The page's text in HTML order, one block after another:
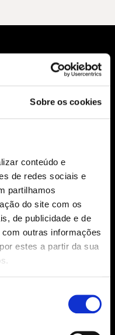
Sobre os cookies
conteúdo e
de redes sociais e
partilhamos
do site com os
de publicidade e de
outras informações
estes a partir da sua
Grupo Editorial